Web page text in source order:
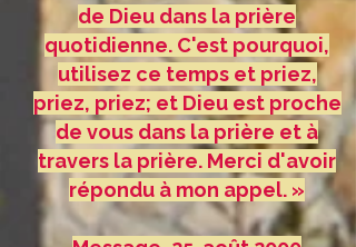
de Dieu dans la prière
quotidienne. C'est pourquoi,
utilisez ce temps et priez,
priez, priez; et Dieu est proche
de vous dans la prière et à
travers la prière. Merci d'avoir
répondu à mon appel. »